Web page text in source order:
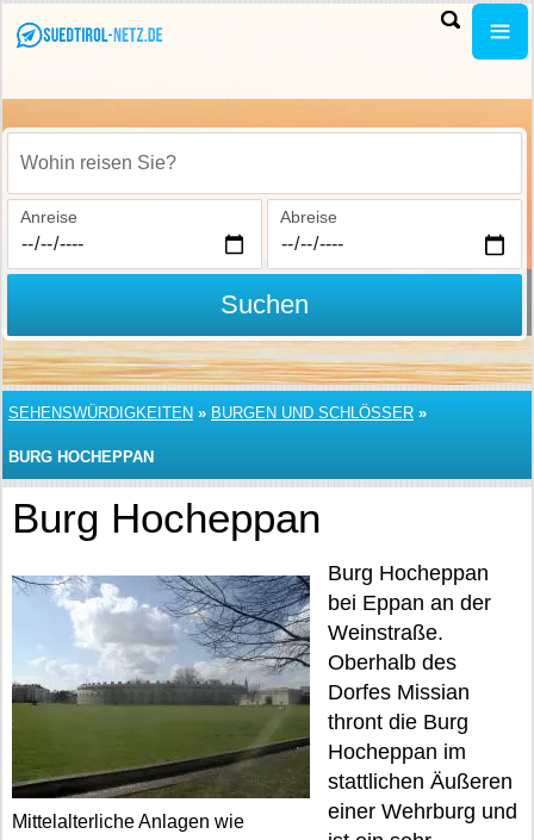
Wohin reisen Sie?
Anreise Abreise
Suchen
SEHENSWÜRDIGKEITEN » BURGEN UND SCHLÖSSER »
BURG HOCHEPPAN
Burg Hocheppan
Mittelalterliche Anlagen wie
Burg Hocheppan
bei Eppan an der
Weinstraße.
Oberhalb des
Dorfes Missian
thront die Burg
Hocheppan im
stattlichen Äußeren
einer Wehrburg und